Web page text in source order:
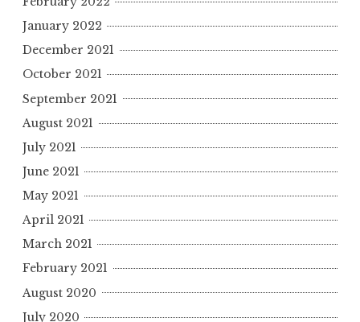
January 2022
December 2021
October 2021
September 2021
August 2021
July 2021
June 2021
May 2021
April 2021
March 2021
February 2021
August 2020
July 2020